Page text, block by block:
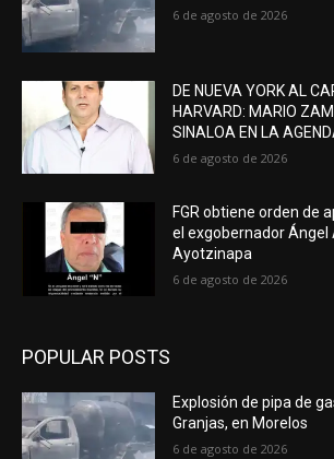
6 de agosto de 2026
DE NUEVA YORK AL
HARVARD: MARIO
SINALOA EN LA
6 de agosto de 2026
FGR obtiene orden de
el exgobernador Ángel
Ayotzinapa
6 de agosto de 2026
POPULAR POSTS
Explosión de pipa de
Granjas, en Morelos
6 de agosto de 2026